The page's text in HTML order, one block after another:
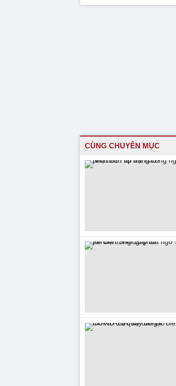
CÙNG CHUYÊN MỤC